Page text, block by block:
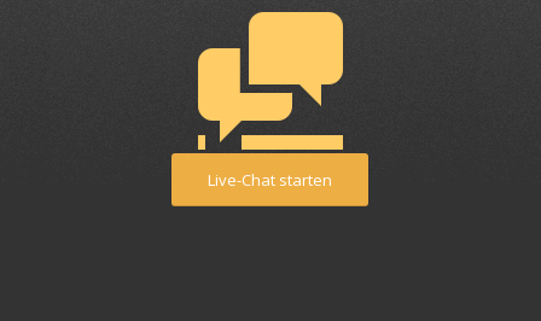
Live-Chat starten